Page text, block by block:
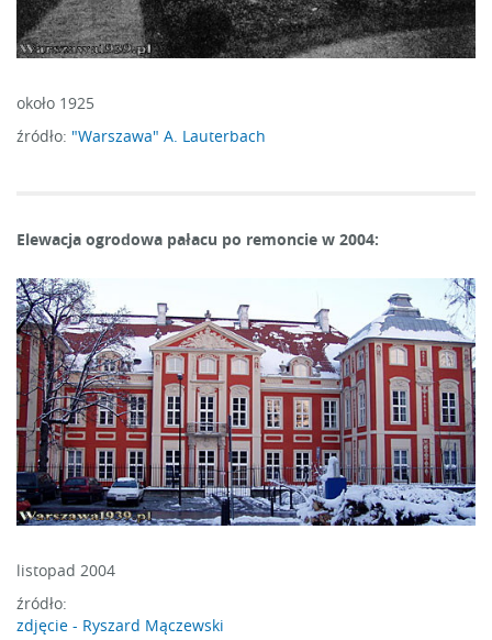
około 1925
źródło: "Warszawa" A. Lauterbach
Elewacja ogrodowa pałacu po remoncie w 2004:
listopad 2004
źródło:
zdjęcie - Ryszard Mączewski